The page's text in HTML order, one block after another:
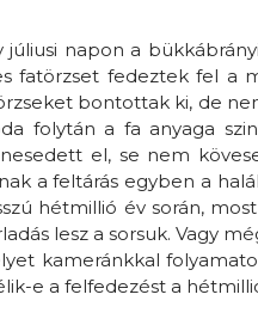
júliusi napon a
fatörzset fedeztek fel a
bontottak ki, de
folytán a fa anyaga
el, se nem
a feltárás egyben a
hétmillió év során,
lesz a sorsuk. Vagy
kameránkkal
e a felfedezést a